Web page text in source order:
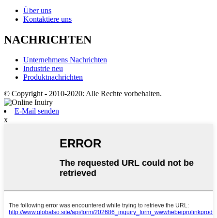
Über uns
Kontaktiere uns
NACHRICHTEN
Unternehmens Nachrichten
Industrie neu
Produktnachrichten
© Copyright - 2010-2020: Alle Rechte vorbehalten.
E-Mail senden
x